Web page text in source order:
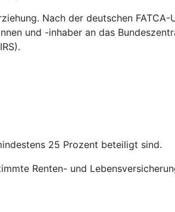
Nach der deutschen FATCA-
und -inhaber an das
25 Prozent beteiligt sind.
Renten- und